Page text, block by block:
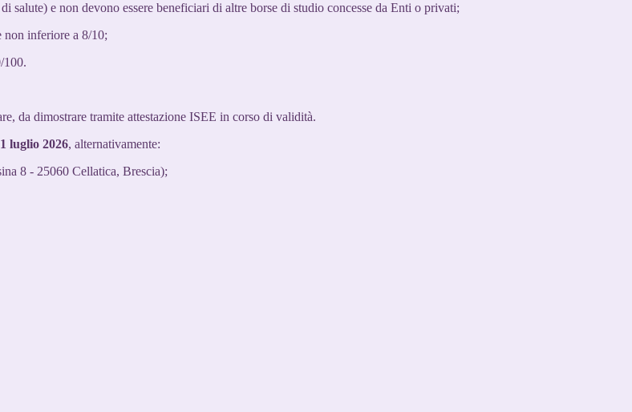
e non devono essere beneficiari di altre borse di studio concesse da Enti o privati;
non inferiore a 8/10;
100.
da dimostrare tramite attestazione ISEE in corso di validità.
luglio 2026, alternativamente:
8 - 25060 Cellatica, Brescia);